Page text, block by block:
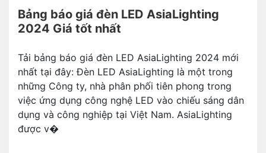
Bảng báo giá đèn LED AsiaLighting
2024 Giá tốt nhất
Tải bảng báo giá đèn LED AsiaLighting 2024 mới
nhất tại đây: Đèn LED AsiaLighting là một trong
những Công ty, nhà phân phối tiên phong trong
việc ứng dụng công nghệ LED vào chiếu sáng dân
dụng và công nghiệp tại Việt Nam. AsiaLighting
được v�